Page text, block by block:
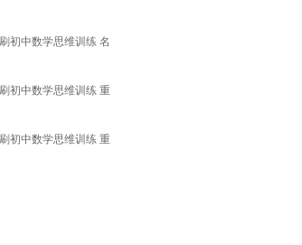
初中数学思维训练 名
初中数学思维训练 重
初中数学思维训练 重